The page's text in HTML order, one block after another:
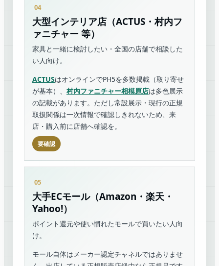
大型インテリア店（ACTUS・村内フ
ァニチャー 等）
家具と一緒に検討したい・全国の店舗で相談した
い人向け。
ACTUSはオンラインでPH5を多数掲載（取り寄せ
が基本）、 村内ファニチャー相模原店は多色展示
の記載があります。ただし常設展示・現行の正規
取扱関係は一次情報で確認しきれないため、来
店・購入前に店舗へ確認を。
要確認
大手ECモール（Amazon・楽天・
Yahoo!）
ポイント還元や使い慣れたモールで買いたい人向
け。
モール自体はメーカー認定チャネルではありませ